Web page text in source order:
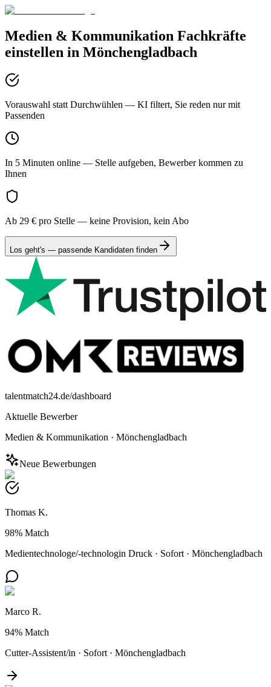
Medien & Kommunikation Fachkräfte
einstellen in Mönchengladbach
Vorauswahl statt Durchwühlen — KI filtert, Sie reden nur mit
Passenden
In 5 Minuten online — Stelle aufgeben, Bewerber kommen zu
Ihnen
Ab 29 € pro Stelle — keine Provision, kein Abo
Los geht's — passende Kandidaten finden
talentmatch24.de/dashboard
Aktuelle Bewerber
Medien & Kommunikation · Mönchengladbach
Neue Bewerbungen
Thomas K.
98% Match
Medientechnologe/-technologin Druck · Sofort · Mönchengladbach
Marco R.
94% Match
Cutter-Assistent/in · Sofort · Mönchengladbach